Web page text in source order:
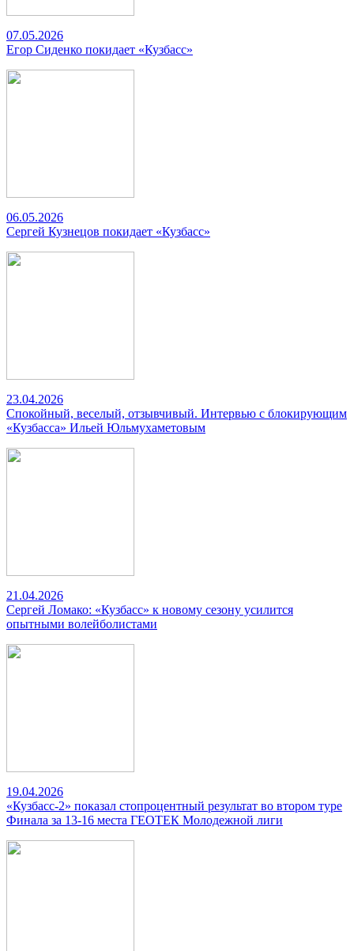
07.05.2026
Егор Сиденко покидает «Кузбасс»
06.05.2026
Сергей Кузнецов покидает «Кузбасс»
23.04.2026
Спокойный, веселый, отзывчивый. Интервью с блокирующим
«Кузбасса» Ильей Юльмухаметовым
21.04.2026
Сергей Ломако: «Кузбасс» к новому сезону усилится
опытными волейболистами
19.04.2026
«Кузбасс-2» показал стопроцентный результат во втором туре
Финала за 13-16 места ГЕОТЕК Молодежной лиги